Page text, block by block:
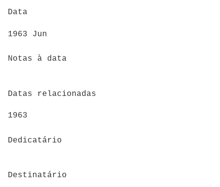
Data
1963 Jun
Notas à data
Datas relacionadas
1963
Dedicatário
Destinatário